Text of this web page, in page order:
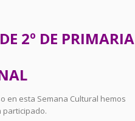
2º DE PRIMARIA
en esta Semana Cultural hemos
participado.